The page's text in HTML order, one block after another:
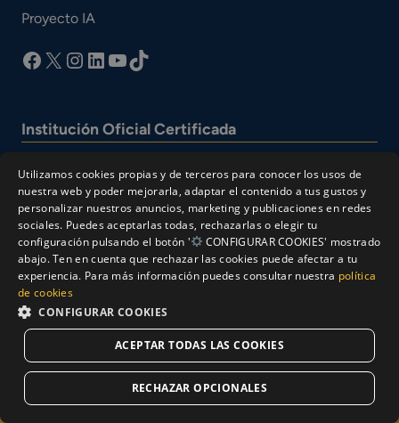
Proyecto IA
facebook
X Instagram
LinkedIn
YouTube
TikTok
Institución Oficial Certificada
Aviso Legal
Política de Cookies
Solicitar Información
Utilizamos cookies propias y de terceros para conocer los usos de
nuestra web y poder mejorarla, adaptar el contenido a tus gustos y
personalizar nuestros anuncios, marketing y publicaciones en redes
sociales. Puedes aceptarlas todas, rechazarlas o elegir tu
configuración pulsando el botón '
CONFIGURAR COOKIES' mostrado
abajo. Ten en cuenta que rechazar las cookies puede afectar a tu
experiencia. Para más información puedes consultar nuestra política
de cookies
CONFIGURAR COOKIES
ACEPTAR TODAS LAS COOKIES
RECHAZAR OPCIONALES